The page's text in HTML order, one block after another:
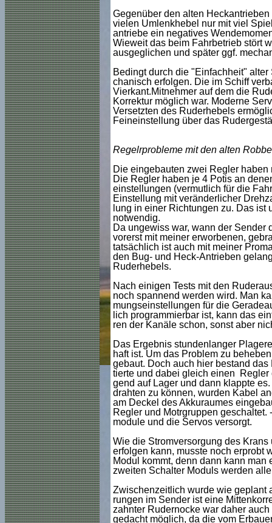
Gegenüber den alten
vielen Umlenkhebel nur mit viel
antriebe ein negatives
Wieweit das beim Fahrbetrieb stört
ausgeglichen und später ggf.
Bedingt durch die "Einfachheit"
chanisch erfolgen. Die im Schiff
Vierkant.Mitnehmer auf dem die
Korrektur möglich war. Moderne
Versetzten des Ruderhebels
Feineinstellung über das
Regelrprobleme mit den alten
Die eingebauten zwei Regler
Die Regler haben je 4 Potis an
einstellungen (vermutlich für die
Einstellung mit veränderlicher
lung in einer Richtungen zu. Das
notwendig.
Da ungewiss war, wann der Sender
vorerst mit meiner erworbenen,
tatsächlich ist auch mit meiner
den Bug- und Heck-Antrieben
Ruderhebels.
Nach einigen Tests mit den
noch spannend werden wird. Man
mungseinstellungen für die
lich programmierbar ist, kann das
ren der Kanäle schon, sonst aber
Das Ergebnis stundenlanger
haft ist. Um das Problem zu
gebaut. Doch auch hier bestand
tierte und dabei gleich einen
gend auf Lager und dann klappte
drahten zu können, wurden Kabel
am Deckel des Akkuraumes
Regler und Motrgruppen
module und die Servos versorgt.
Wie die Stromversorgung des
erfolgen kann, musste noch erprobt
Modul kommt, denn dann kann
zweiten Schalter Moduls werden
Zwischenzeitlich wurde wie geplant
rungen im Sender ist eine
zahnter Rudernocke war daher
gedacht möglich, da die vom